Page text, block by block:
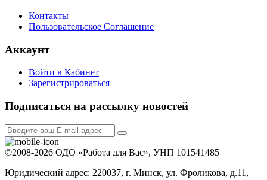
Контакты
Пользовательское Соглашение
Аккаунт
Войти в Кабинет
Зарегистрироваться
Подписаться на рассылку новостей
©2008-2026 ОДО «Работа для Вас», УНП 101541485
Юридический адрес: 220037, г. Минск, ул. Фроликова, д.11,